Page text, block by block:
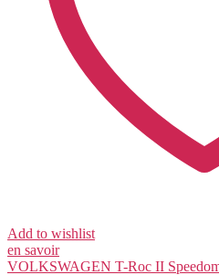
Add to wishlist
en savoir
VOLKSWAGEN T-Roc II